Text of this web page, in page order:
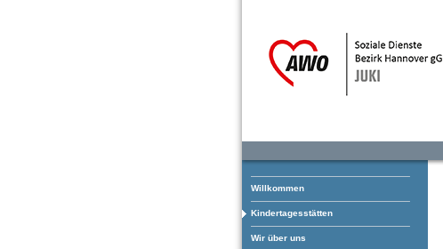
Willkommen
Kindertagesstätten
Wir über uns